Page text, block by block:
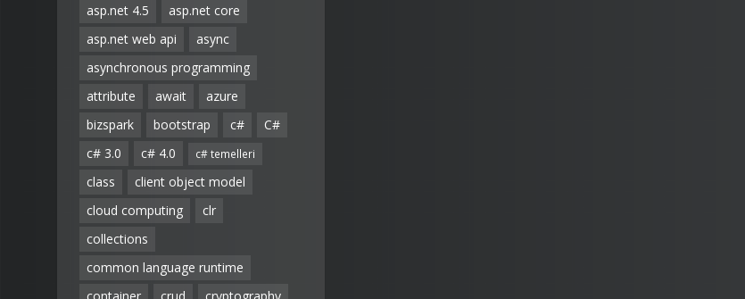
asp.net 4.5
asp.net core
asp.net web api
async
asynchronous programming
attribute
await
azure
bizspark
bootstrap c#
C#
c# 3.0
c# 4.0 c# temelleri
class
client object model
cloud computing
clr
collections
common language runtime